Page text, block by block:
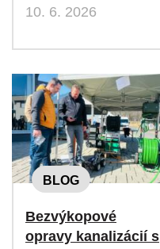
10. 6. 2026
BLOG
Bezvýkopové
opravy kanalizácií s